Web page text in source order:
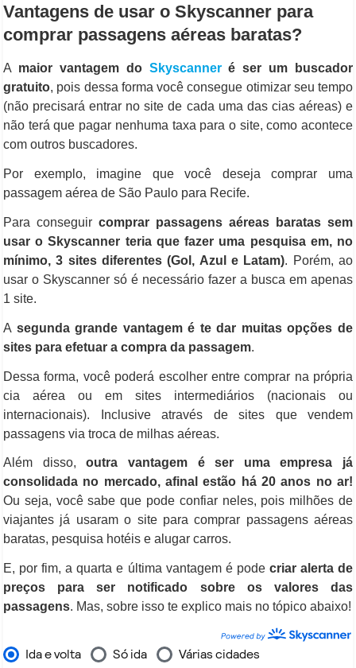
Vantagens de usar o Skyscanner para
comprar passagens aéreas baratas?
A maior vantagem do Skyscanneré ser um buscador
gratuito, pois dessa forma você consegue otimizar seu tempo
(não precisará entrar no site de cada uma das cias aéreas) e
não terá que pagar nenhuma taxa para o site, como acontece
com outros buscadores.
Por exemplo, imagine que você deseja comprar uma
passagem aérea de São Paulo para Recife.
Para conseguir comprar passagens aéreas baratas sem
usar o Skyscanner teria que fazer uma pesquisa em, no
mínimo, 3 sites diferentes (Gol, Azul e Latam). Porém, ao
usar o Skyscanner só é necessário fazer a busca em apenas
1 site.
A segunda grande vantagem é te dar muitas opções de
sites para efetuar a compra da passagem.
Dessa forma, você poderá escolher entre comprar na própria
cia aérea ou em sites intermediários (nacionais ou
internacionais). Inclusive através de sites que vendem
passagens via troca de milhas aéreas.
Além disso,outra vantagem é ser uma empresa já
consolidada no mercado, afinal estão há 20 anos no ar!
Ou seja, você sabe que pode confiar neles, pois milhões de
viajantes já usaram o site para comprar passagens aéreas
baratas, pesquisa hotéis e alugar carros.
E, por fim, a quarta e última vantagem é pode criar alerta de
preços para ser notificado sobre os valores das
passagens. Mas, sobre isso te explico mais no tópico abaixo!